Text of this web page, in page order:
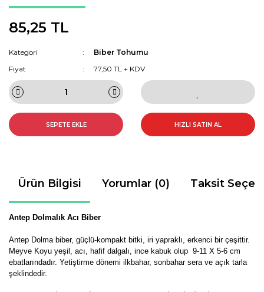
85,25 TL
Kategori
Biber Tohumu
Fiyat
77,50 TL + KDV
SEPETE EKLE HIZLI SATIN AL
Ürün Bilgisi Yorumlar (0) Taksit
Antep Dolmalık Acı Biber
Antep Dolma biber, güçlü-kompakt bitki, iri yapraklı, erkenci bir çeşittir.
Meyve Koyu yeşil, acı, hafif dalgalı, ince kabuk olup 9-11 X 5-6 cm
ebatlarındadır. Yetiştirme dönemi ilkbahar, sonbahar sera ve açık tarla
şeklindedir.